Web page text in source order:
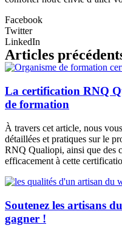
Facebook
Twitter
LinkedIn
Articles
La certification RNQ
de formation
À travers cet article, nous
détaillées et pratiques sur le
RNQ Qualiopi, ainsi que des
efficacement à cette
Soutenez les artisans
gagner !